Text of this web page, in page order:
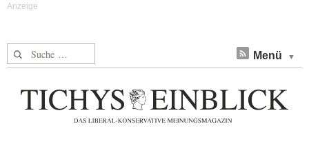
Suche nach: Menü